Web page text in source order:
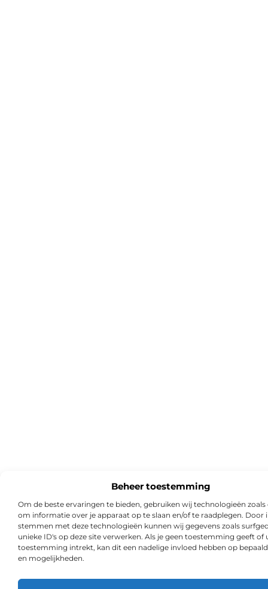
Beheer toestemming
Om de beste ervaringen te bieden, gebruiken wij technologieën zoals
om informatie over je apparaat op te slaan en/of te raadplegen. Door
stemmen met deze technologieën kunnen wij gegevens zoals
unieke ID's op deze site verwerken. Als je geen toestemming geeft of
toestemming intrekt, kan dit een nadelige invloed hebben op
en mogelijkheden.